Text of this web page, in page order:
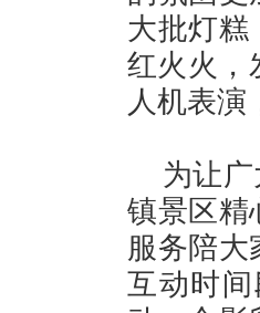
大批灯糕
红火火，
人机表演
为让
镇景区精
服务陪大
互动时